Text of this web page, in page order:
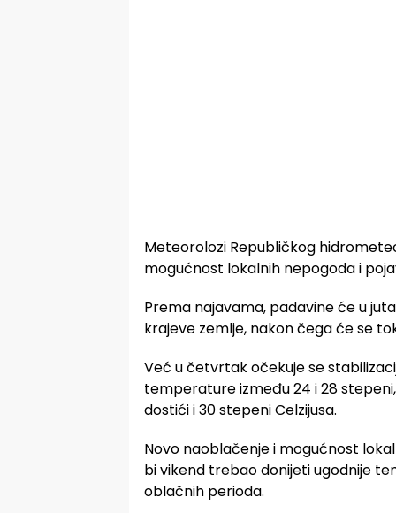
Meteorolozi Republičkog
mogućnost lokalnih nepogoda i
Prema najavama, padavine će u
krajeve zemlje, nakon čega će se
Već u četvrtak očekuje se
temperature između 24 i 28
dostići i 30 stepeni Celzijusa.
Novo naoblačenje i mogućnost
bi vikend trebao donijeti ugodnije
oblačnih perioda.